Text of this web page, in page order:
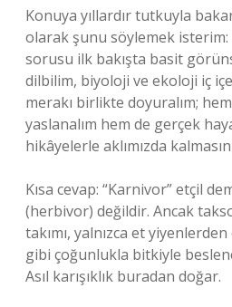
Konuya yıllardır tutkuyla
olarak şunu söylemek isterim:
sorusu ilk bakışta basit
dilbilim, biyoloji ve ekoloji iç
merakı birlikte doyuralım;
yaslanalım hem de gerçek
hikâyelerle aklımızda
Kısa cevap: “Karnivor” etçil
(herbivor) değildir. Ancak
takımı, yalnızca et
gibi çoğunlukla bitkiyle
Asıl karışıklık buradan doğar.